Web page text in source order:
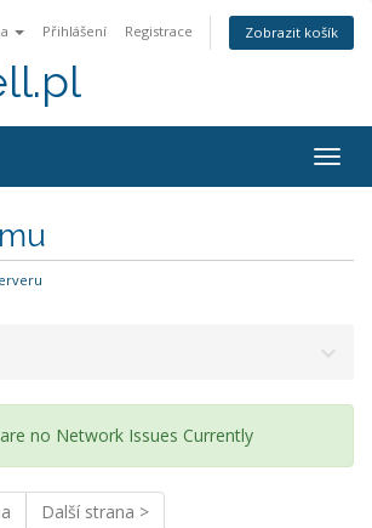
Přihlášení Registrace Zobrazit košík
no Network Issues Currently
Další strana >